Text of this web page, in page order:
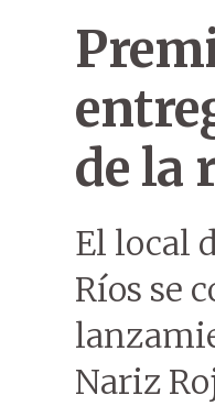
de la
El local
Ríos se
Nariz